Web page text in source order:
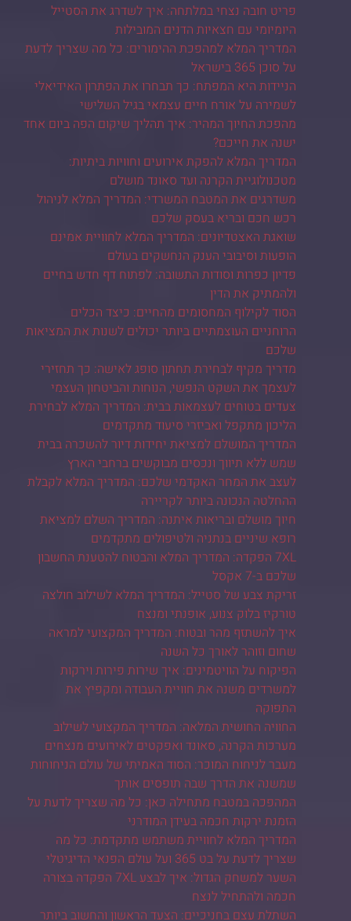
פריט חובה נצחי במלתחה: איך לשדרג את הסטייל
היומיומי עם חצאיות הדנים המובילות
המדריך המלא למהפכת ההימורים: כל מה שצריך לדעת
על סוכן 365 בישראל
הניידות היא המפתח: כך תבחרו את הפתרון האידיאלי
לשמירה על אורח חיים עצמאי בגיל השלישי
מהפכת החיוך המהיר: איך תהליך שיקום הפה ביום אחד
ישנה את חייכם?
המדריך המלא להפקת אירועים וחוויות ביתיות:
מטכנולוגיית הקרנה ועד סאונד מושלם
משדרגים את המטבח המשרדי: המדריך המלא לניהול
רכש חכם ובריא בעסק שלכם
שואגת האצטדיונים: המדריך המלא לחוויית אמינם
הופעות וסיבובי הענק הנחשקים בעולם
פדיון כפרות וסודות התשובה: לפתוח דף חדש בחיים
ולהמתיק את הדין
הסוד לקילוף המחסומים מהחיים: כיצד הכלים
הרוחניים העוצמתיים ביותר יכולים לשנות את המציאות
שלכם
מדריך מקיף לבחירת תחתון סופג לאישה: כך תחזירי
לעצמך את השקט הנפשי, הנוחות והביטחון העצמי
צעדים בטוחים לעצמאות בבית: המדריך המלא לבחירת
הליכון מתקפל ואביזרי סיעוד מתקדמים
המדריך המושלם למציאת יחידות דיור להשכרה בבית
שמש ללא תיווך ונכסים מבוקשים ברחבי הארץ
לעצב את המחר האקדמי שלכם: המדריך המלא לקבלת
ההחלטה הנכונה ביותר לקריירה
חיוך מושלם ובריאות איתנה: המדריך השלם למציאת
רופא שיניים בנתניה ולטיפולים מתקדמים
7XL הפקדה: המדריך המלא והבטוח להטענת החשבון
שלכם ב-7 אקסל
זריקת צבע של סטייל: המדריך המלא לשילוב חולצה
טורקיז בלוק צנוע, אופנתי ומנצח
איך להשתזף מהר ובטוח: המדריך המקצועי למראה
שחום וזוהר לאורך כל השנה
הפיקוח על הוויטמינים: איך שירות פירות וירקות
למשרדים משנה את חוויית העבודה ומקפיץ את
התפוקה
החוויה החושית המלאה: המדריך המקצועי לשילוב
מערכות הקרנה, סאונד ואפקטים לאירועים מנצחים
מעבר לניחוח המוכר: הסוד האמיתי של עולם הניחוחות
שמשנה את הדרך שבה תופסים אותך
המהפכה במטבח מתחילה כאן: כל מה שצריך לדעת על
הזמנת ירקות חכמה בעידן המודרני
המדריך המלא לחוויית משתמש מתקדמת: כל מה
שצריך לדעת על בט 365 ועל עולם הפנאי הדיגיטלי
השער למשחק הגדול: איך לבצע 7XL הפקדה בצורה
חכמה ולהתחיל לנצח
השתלת עצם בחניכיים: הצעד הראשון והחשוב ביותר